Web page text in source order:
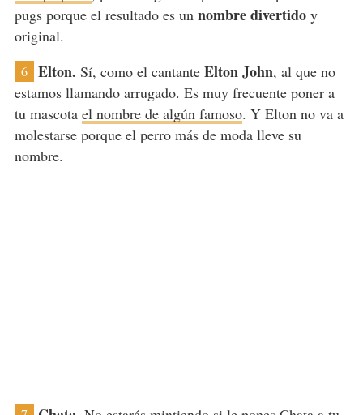
pugs porque el resultado es un nombre divertidoy
original.
6 Elton. Sí, como el cantante Elton John, al que no
estamos llamando arrugado. Es muy frecuente poner a
tu mascota el nombre de algún famoso. Y Elton no va a
molestarse porque el perro más de moda lleve su
nombre.